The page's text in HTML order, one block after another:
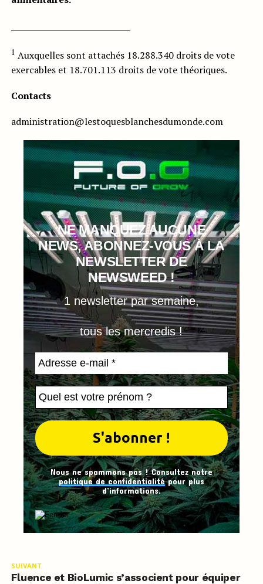
1 Auxquelles sont attachés 18.288.340 droits de vote
exercables et 18.701.113 droits de vote théoriques.
Contacts
administration@lestoquesblanchesdumonde.com
NE MANQUEZ AUCUNE
NEWS, ABONNEZ-VOUS À LA
NEWSLETTER DE
NEWSWEED !
1 newsletter par semaine,
tous les mercredis !
Nous ne spammons pas ! Consultez notre
politique de confidentialitépour plus
d’informations.
SUIVANT
Fluence et BioLumic s’associent pour équiper